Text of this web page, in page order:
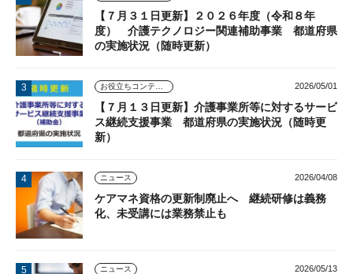
【７月３１日更新】２０２６年度（令和８年
度） 介護テクノロジー関連補助事業 都道府県
の実施状況（随時更新）
2026/05/01
【７月１３日更新】介護事業所等に対するサービ
ス継続支援事業 都道府県の実施状況（随時更
新）
ニュース 2026/04/08
ケアマネ資格の更新制廃止へ 継続研修は義務
化、未受講には業務禁止も
ニュース 2026/05/13